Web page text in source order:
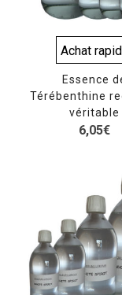
Achat
Essence
Térébenthine
véritable
6,05€